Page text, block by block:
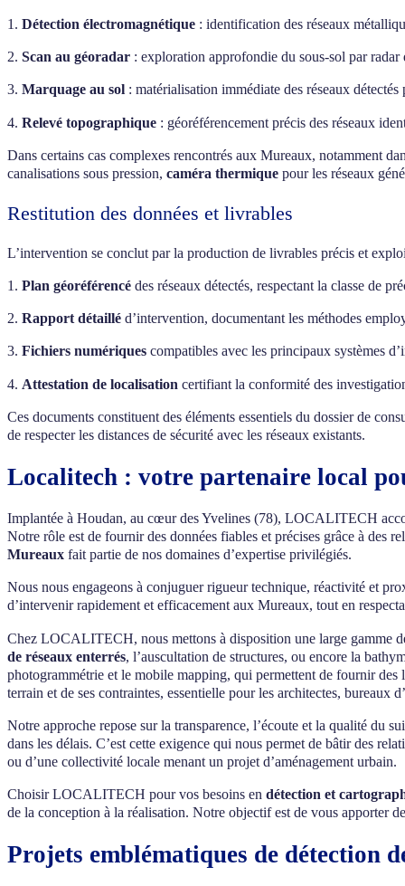
1. Détection électromagnétique : identification des réseaux
2. Scan au géoradar : exploration approfondie du sous-sol par
3. Marquage au sol : matérialisation immédiate des réseaux
4. Relevé topographique : géoréférencement précis des réseaux
Dans certains cas complexes rencontrés aux Mureaux, notamment
canalisations sous pression, caméra thermique pour les réseaux
Restitution des données et livrables
L’intervention se conclut par la production de livrables précis et
1. Plan géoréférencé des réseaux détectés, respectant la classe de
2. Rapport détaillé d’intervention, documentant les méthodes
3. Fichiers numériques compatibles avec les principaux systèmes
4. Attestation de localisation certifiant la conformité des
Ces documents constituent des éléments essentiels du dossier de
de respecter les distances de sécurité avec les réseaux existants.
Localitech : votre partenaire local
Implantée à Houdan, au cœur des Yvelines (78), LOCALITECH
Notre rôle est de fournir des données fiables et précises grâce à
Mureaux fait partie de nos domaines d’expertise privilégiés.
Nous nous engageons à conjuguer rigueur technique, réactivité et
d’intervenir rapidement et efficacement aux Mureaux, tout en
Chez LOCALITECH, nous mettons à disposition une large gamme
de réseaux enterrés, l’auscultation de structures, ou encore la
photogrammétrie et le mobile mapping, qui permettent de fournir
terrain et de ses contraintes, essentielle pour les architectes, bureaux
Notre approche repose sur la transparence, l’écoute et la qualité du
dans les délais. C’est cette exigence qui nous permet de bâtir des
ou d’une collectivité locale menant un projet d’aménagement urbain.
Choisir LOCALITECH pour vos besoins en détection et
de la conception à la réalisation. Notre objectif est de vous apporter
Projets emblématiques de détection